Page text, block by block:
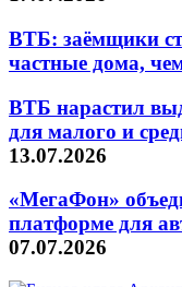
ВТБ: заёмщики
частные дома,
ВТБ нарастил
для малого и
13.07.2026
«МегаФон»
платформе для
07.07.2026